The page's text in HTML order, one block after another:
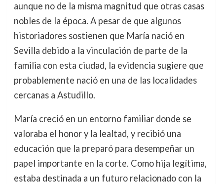
aunque no de la misma magnitud que otras casas
nobles de la época. A pesar de que algunos
historiadores sostienen que María nació en
Sevilla debido a la vinculación de parte de la
familia con esta ciudad, la evidencia sugiere que
probablemente nació en una de las localidades
cercanas a Astudillo.
María creció en un entorno familiar donde se
valoraba el honor y la lealtad, y recibió una
educación que la preparó para desempeñar un
papel importante en la corte. Como hija legítima,
estaba destinada a un futuro relacionado con la